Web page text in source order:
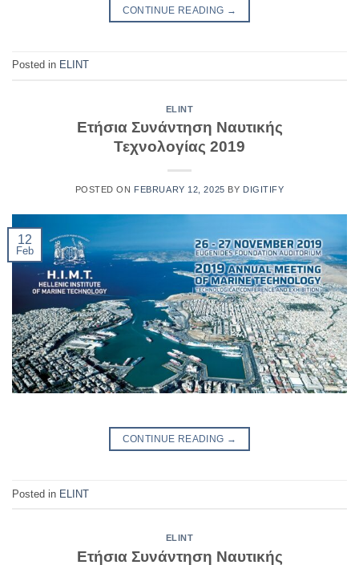
CONTINUE READING →
Posted in ELINT
ELINT
Ετήσια Συνάντηση Ναυτικής
Τεχνολογίας 2019
POSTED ON FEBRUARY 12, 2025 BY DIGITIFY
12
Feb
CONTINUE READING →
Posted in ELINT
ELINT
Ετήσια Συνάντηση Ναυτικής